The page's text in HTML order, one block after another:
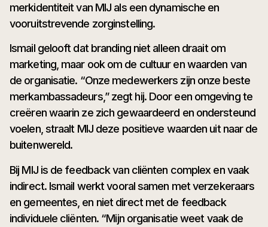
merkidentiteit van MIJ als een dynamische en
vooruitstrevende zorginstelling.
Ismail gelooft dat branding niet alleen draait om
marketing, maar ook om de cultuur en waarden van
de organisatie. “Onze medewerkers zijn onze beste
merkambassadeurs,” zegt hij. Door een omgeving te
creëren waarin ze zich gewaardeerd en ondersteund
voelen, straalt MIJ deze positieve waarden uit naar de
buitenwereld.
Bij MIJ is de feedback van cliënten complex en vaak
indirect. Ismail werkt vooral samen met verzekeraars
en gemeentes, en niet direct met de feedback
individuele cliënten. “Mijn organisatie weet vaak de